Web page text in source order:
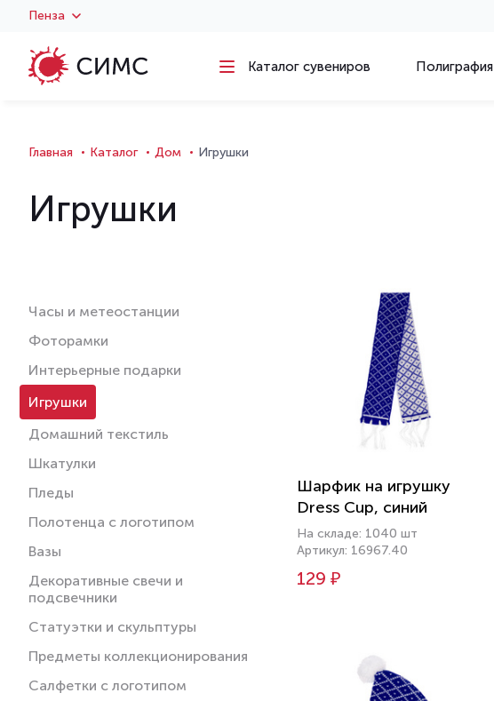
Пенза
Каталог сувениров Полиграфия
Главная Каталог Дом Игрушки
Игрушки
Часы и метеостанции
Фоторамки
Интерьерные подарки
Игрушки
Домашний текстиль
Шкатулки
Пледы
Полотенца с логотипом
Вазы
Декоративные свечи и
подсвечники
Статуэтки и скульптуры
Предметы коллекционирования
Салфетки с логотипом
Шарфик на игрушку
Dress Cup, синий
На складе: 1040 шт
Артикул: 16967.40
129 ₽